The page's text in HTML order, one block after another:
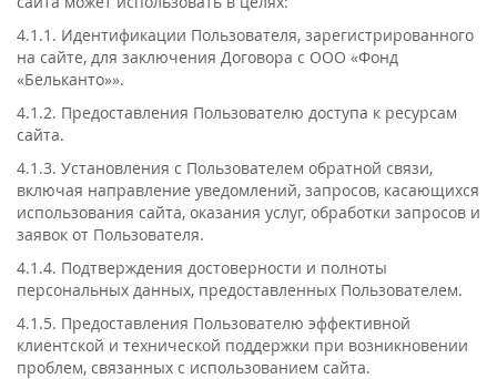
4.1.1. Идентификации Пользователя, зарегистрированного
на сайте, для заключения Договора с ООО «Фонд
«Бельканто»».
4.1.2. Предоставления Пользователю доступа к ресурсам
сайта.
4.1.3. Установления с Пользователем обратной связи,
включая направление уведомлений, запросов, касающихся
использования сайта, оказания услуг, обработки запросов и
заявок от Пользователя.
4.1.4. Подтверждения достоверности и полноты
персональных данных, предоставленных Пользователем.
4.1.5. Предоставления Пользователю эффективной
клиентской и технической поддержки при возникновении
проблем, связанных с использованием сайта.